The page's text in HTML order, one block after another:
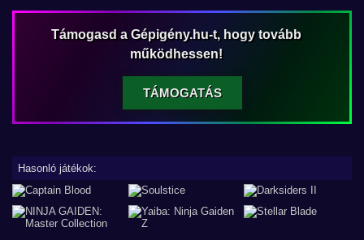
Támogasd a Gépigény.hu-t, hogy tovább
működhessen!
TÁMOGATÁS
Hasonló játékok: